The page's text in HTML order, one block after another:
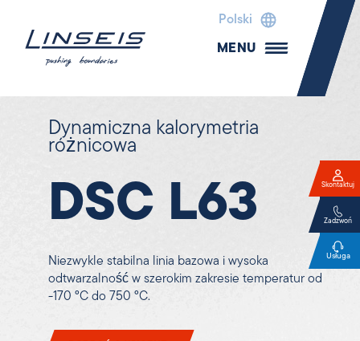
Polski
MENU
Dynamiczna kalorymetria
różnicowa
DSC L63
Niezwykle stabilna linia bazowa i wysoka
odtwarzalność w szerokim zakresie temperatur od
-170 °C do 750 °C.
Skontaktuj
Zadzwoń
Usługa